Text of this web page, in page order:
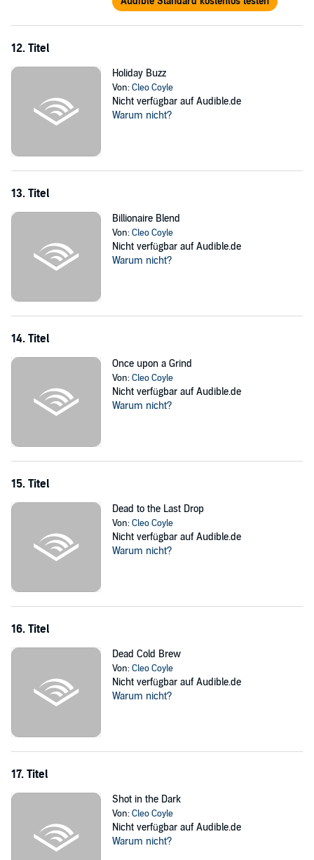
12. Titel
Holiday Buzz
Von:Cleo Coyle
Nicht verfügbar auf Audible.de
Warum nicht?
13. Titel
Billionaire Blend
Von:Cleo Coyle
Nicht verfügbar auf Audible.de
Warum nicht?
14. Titel
Once upon a Grind
Von:Cleo Coyle
Nicht verfügbar auf Audible.de
Warum nicht?
15. Titel
Dead to the Last Drop
Von:Cleo Coyle
Nicht verfügbar auf Audible.de
Warum nicht?
16. Titel
Dead Cold Brew
Von:Cleo Coyle
Nicht verfügbar auf Audible.de
Warum nicht?
17. Titel
Shot in the Dark
Von:Cleo Coyle
Nicht verfügbar auf Audible.de
Warum nicht?